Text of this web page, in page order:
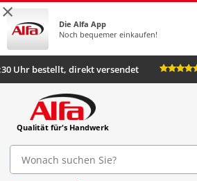
×
Die Alfa App
Noch bequemer einkaufen!
Uhr bestellt, direkt versendet
Qualität für's Handwerk